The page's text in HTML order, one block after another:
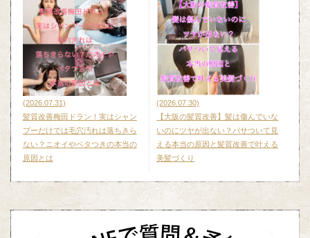
(2026.07.31)
髪質改善梅田ドラン！実はシャン
プーだけでは毛穴汚れは落ちきら
ない？ニオイやベタつきの本当の
原因とは
(2026.07.30)
【大阪の髪質改善】髪は傷んでいな
いのにツヤが出ない？パサついて見
える本当の原因と髪質改善で叶える
美髪づくり